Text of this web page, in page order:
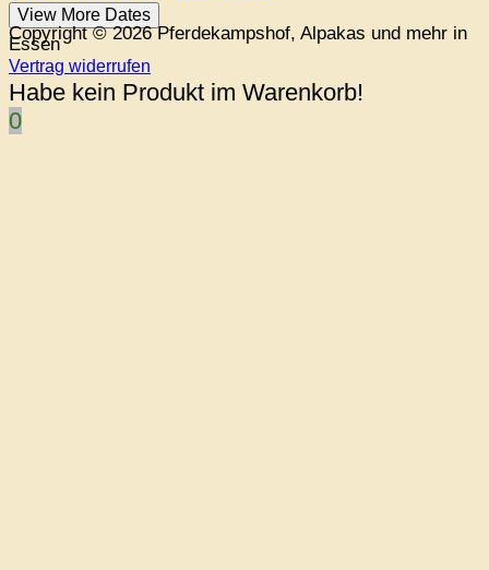
View More Dates
Copyright © 2026 Pferdekampshof, Alpakas und mehr in
Essen
Vertrag widerrufen
Habe kein Produkt im Warenkorb!
0